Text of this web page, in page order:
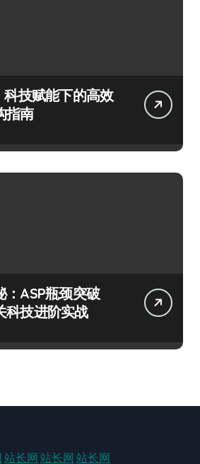
科技赋能下的高效
指南
：ASP瓶颈突破
科技进阶实战
站长网 站长网 站长网